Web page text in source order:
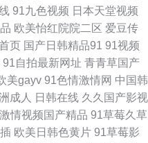
人人爱 豆花影视黄色无码 国产精
另类综合变态 日本操逼网 日韩一
高清精品二区 黑丝袜被捅内射 欧
视 91超碰碰 超碰人人操97 国产精
91九色视频 日本天堂视频
欧美怡红院院二区 爱豆传
页 国产日韩精品91 91视频
91自拍最新网址 青青草国产
美gayv 91色情激情网 中国韩
成人 日韩在线 久久国产影视
激情视频国产精品 91草莓久草
欧美日韩色黄片 91草莓影